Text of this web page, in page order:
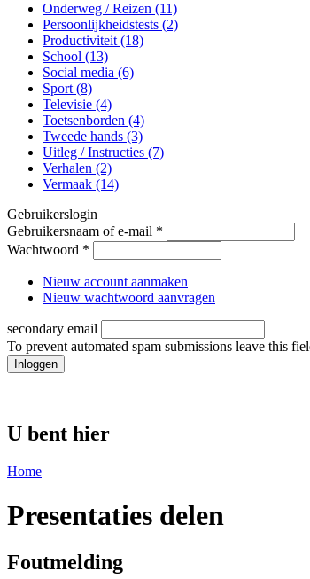
Onderweg / Reizen (11)
Persoonlijkheidstests (2)
Productiviteit (18)
School (13)
Social media (6)
Sport (8)
Televisie (4)
Toetsenborden (4)
Tweede hands (3)
Uitleg / Instructies (7)
Verhalen (2)
Vermaak (14)
Gebruikerslogin
Gebruikersnaam of e-mail *
Wachtwoord *
Nieuw account aanmaken
Nieuw wachtwoord aanvragen
secondary email
To prevent automated spam submissions leave this
U bent hier
Home
Presentaties delen
Foutmelding